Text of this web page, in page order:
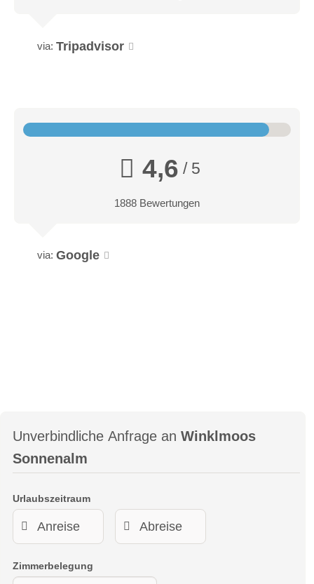
via: Tripadvisor
4,6 / 5
1888 Bewertungen
via: Google
Unverbindliche Anfrage an Winklmoos
Sonnenalm
Urlaubszeitraum
Zimmerbelegung